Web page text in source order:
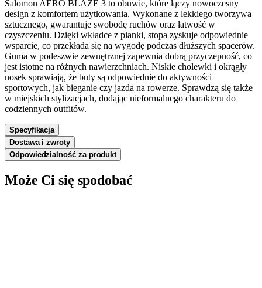
Salomon AERO BLAZE 3 to obuwie, które łączy nowoczesny
design z komfortem użytkowania. Wykonane z lekkiego tworzywa
sztucznego, gwarantuje swobodę ruchów oraz łatwość w
czyszczeniu. Dzięki wkładce z pianki, stopa zyskuje odpowiednie
wsparcie, co przekłada się na wygodę podczas dłuższych spacerów.
Guma w podeszwie zewnętrznej zapewnia dobrą przyczepność, co
jest istotne na różnych nawierzchniach. Niskie cholewki i okrągły
nosek sprawiają, że buty są odpowiednie do aktywności
sportowych, jak bieganie czy jazda na rowerze. Sprawdzą się także
w miejskich stylizacjach, dodając nieformalnego charakteru do
codziennych outfitów.
Specyfikacja
Dostawa i zwroty
Odpowiedzialność za produkt
Może Ci się spodobać